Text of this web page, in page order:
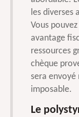
les diverses
Vous
avantage
ressources
chèque
sera envoyé
imposable.
Le